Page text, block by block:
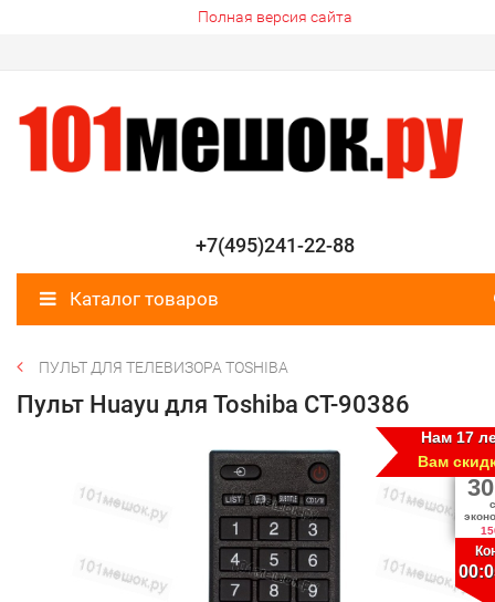
Полная версия сайта
+7(495)241-22-88
Каталог товаров
ПУЛЬТ ДЛЯ ТЕЛЕВИЗОРА TOSHIBA
Пульт Huayu для Toshiba CT-90386
Нам 17
Вам
30